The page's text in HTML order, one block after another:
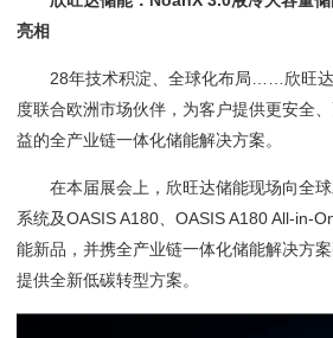
亮相
28年技术积淀、全球化布局……欣旺达
度联合欧洲市场伙伴，为客户提供更安全
益的全产业链一体化储能解决方案。
在本届展会上，欣旺达储能现场向全球
系统及OASIS A180、OASIS A180 All-in-
能新品，并携全产业链一体化储能解决方
提供全新低碳转型方案。